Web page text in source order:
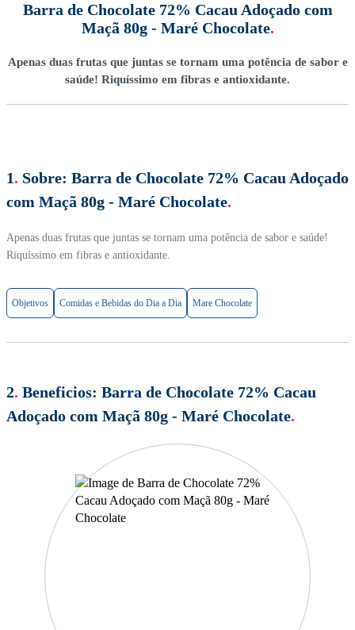
Barra de Chocolate 72% Cacau Adoçado com
Maçã 80g - Maré Chocolate.
Apenas duas frutas que juntas se tornam uma potência de sabor e
saúde! Riquíssimo em fibras e antioxidante.
1. Sobre: Barra de Chocolate 72% Cacau Adoçado
com Maçã 80g - Maré Chocolate.
Apenas duas frutas que juntas se tornam uma potência de sabor e saúde!
Riquíssimo em fibras e antioxidante.
Objetivos Comidas e Bebidas do Dia a Dia Mare Chocolate
2. Beneficios: Barra de Chocolate 72% Cacau
Adoçado com Maçã 80g - Maré Chocolate.